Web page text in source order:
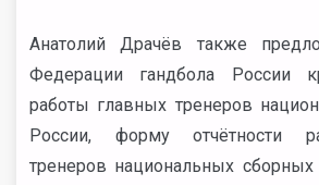
Анатолий Драчёв также
Федерации гандбола России
работы главных тренеров
России, форму отчётности
тренеров национальных